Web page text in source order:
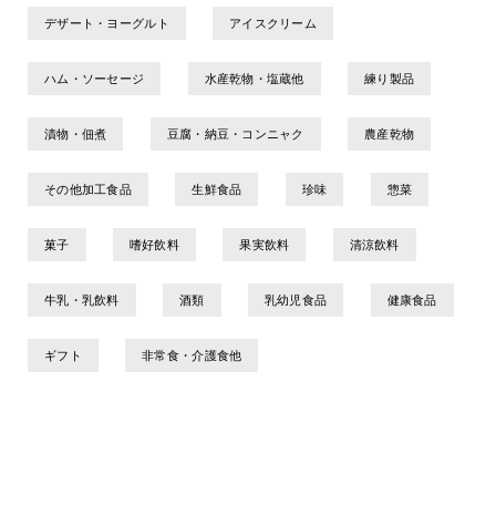
デザート・ヨーグルト アイスクリーム
ハム・ソーセージ 水産乾物・塩蔵他 練り製品
漬物・佃煮 豆腐・納豆・コンニャク 農産乾物
その他加工食品 生鮮食品 珍味 惣菜
菓子 嗜好飲料 果実飲料 清涼飲料
牛乳・乳飲料 酒類 乳幼児食品 健康食品
ギフト 非常食・介護食他